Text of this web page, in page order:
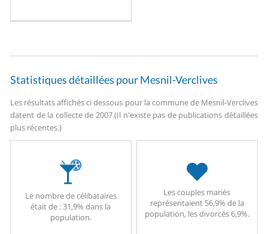
Statistiques détaillées pour Mesnil-Verclives
Les résultats affichés ci dessous pour la commune de Mesnil-Verclives
datent de la collecte de 2007.(Il n'existe pas de publications détaillées
plus récentes.)
Le nombre de célibataires
était de : 31,9% dans la
population.
Les couples mariés
représentaient 56,9% de la
population, les divorcés 6,9%.